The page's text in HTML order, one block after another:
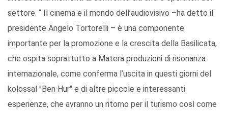
settore. “ Il cinema e il mondo dell’audiovisivo –ha detto il
presidente Angelo Tortorelli – è una componente
importante per la promozione e la crescita della Basilicata,
che ospita soprattutto a Matera produzioni di risonanza
internazionale, come conferma l’uscita in questi giorni del
kolossal "Ben Hur" e di altre piccole e interessanti
esperienze, che avranno un ritorno per il turismo così come